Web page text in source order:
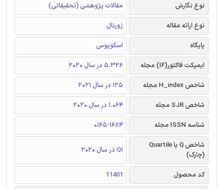
نوع نگارش
مقالات پژوهشی (تحقیقاتی)
نوع ارائه مقاله
ژورنال
پایگاه
اسکوپوس
ایمپکت فاکتور(IF) مجله
5.326 در سال 2020
شاخص H_index مجله
125 در سال 2021
شاخص SJR مجله
1.064 در سال 2020
شناسه ISSN مجله
0165-1684
شاخص Q یا Quartile
(چارک)
Q1 در سال 2020
کد محصول
11401